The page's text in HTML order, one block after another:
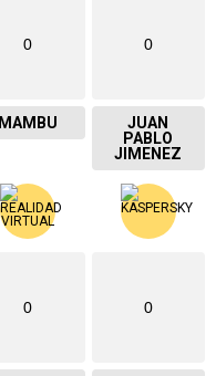
0
MAMBU
0
JUAN
PABLO
JIMENEZ
0 0